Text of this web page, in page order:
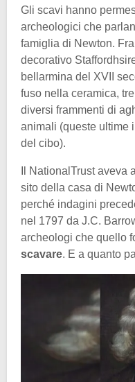
Gli scavi hanno
archeologici che
famiglia di Newton.
decorativo
bellarmina del XVII
fuso nella ceramica,
diversi frammenti di
animali (queste ultime
del cibo).
Il NationalTrust aveva
sito della casa di
perché indagini
nel 1797 da J.C.
archeologi che quello
scavare. E a quanto